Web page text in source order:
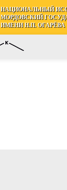
НАЦИОНАЛЬНЫЙ
МОРДОВСКИЙ
ИМЕНИ Н.П. ОГАРЁВА